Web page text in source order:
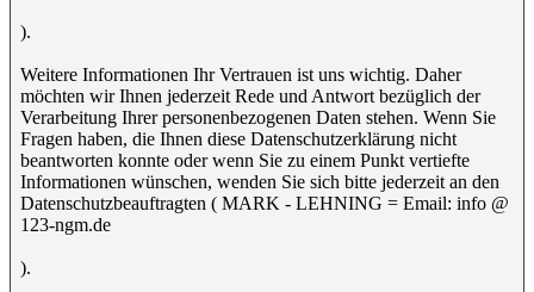
).
Weitere Informationen Ihr Vertrauen ist uns wichtig. Daher
möchten wir Ihnen jederzeit Rede und Antwort bezüglich der
Verarbeitung Ihrer personenbezogenen Daten stehen. Wenn Sie
Fragen haben, die Ihnen diese Datenschutzerklärung nicht
beantworten konnte oder wenn Sie zu einem Punkt vertiefte
Informationen wünschen, wenden Sie sich bitte jederzeit an den
Datenschutzbeauftragten ( MARK - LEHNING = Email: info @
123-ngm.de
).